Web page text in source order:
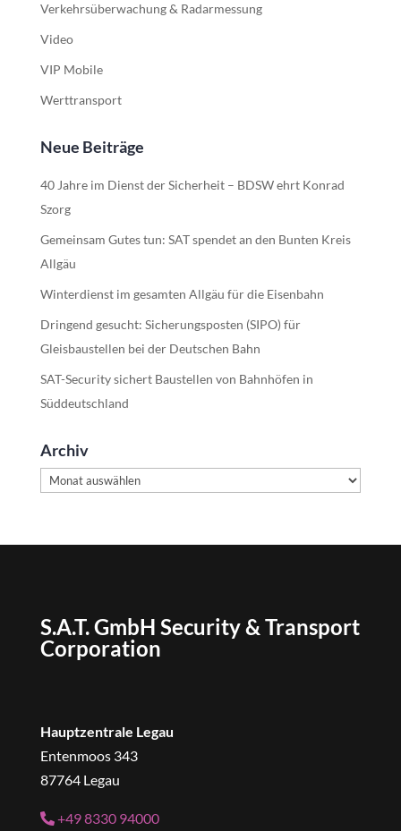
Verkehrsüberwachung & Radarmessung
Video
VIP Mobile
Werttransport
Neue Beiträge
40 Jahre im Dienst der Sicherheit – BDSW ehrt Konrad
Szorg
Gemeinsam Gutes tun: SAT spendet an den Bunten Kreis
Allgäu
Winterdienst im gesamten Allgäu für die Eisenbahn
Dringend gesucht: Sicherungsposten (SIPO) für
Gleisbaustellen bei der Deutschen Bahn
SAT-Security sichert Baustellen von Bahnhöfen in
Süddeutschland
Archiv
Archiv
S.A.T. GmbH Security & Transport
Corporation
Hauptzentrale Legau
Entenmoos 343
87764 Legau
+49 8330 94000